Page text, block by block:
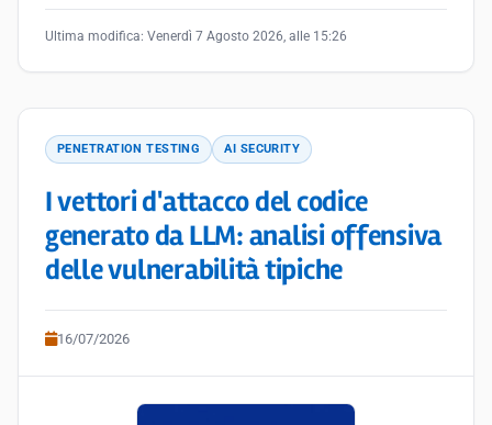
Ultima modifica: Venerdì 7 Agosto 2026, alle 15:26
PENETRATION TESTING AI SECURITY
I vettori d'attacco del codice
generato da LLM: analisi offensiva
delle vulnerabilità tipiche
16/07/2026